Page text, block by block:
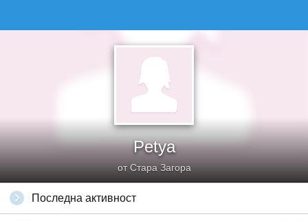
Petya
от Стара Загора
Последна активност